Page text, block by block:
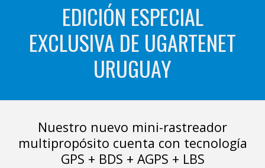
EDICIÓN ESPECIAL
EXCLUSIVA DE UGARTENET
URUGUAY
Nuestro nuevo mini-rastreador
multipropósito cuenta con tecnología
GPS + BDS + AGPS + LBS